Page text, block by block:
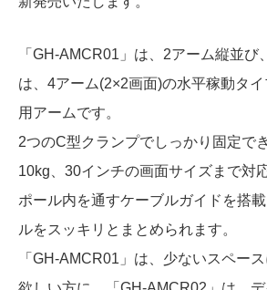
「GH-AMCR01」は、2アーム縦並び
は、4アーム(2×2画面)の水平稼動タ
用アームです。
2つのC型クランプでしっかり固定で
10kg、30インチの画面サイズまで対
ポール内を通すケーブルガイドを搭
ルをスッキリとまとめられます。
「GH-AMCR01」は、少ないスペー